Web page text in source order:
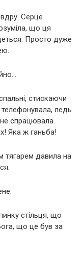
Серце
що ця
Просто дуже
стискаючи
ледь
спрацювала.
Яка ж ганьба!
тягарем давила на
стільця, що
що це був за